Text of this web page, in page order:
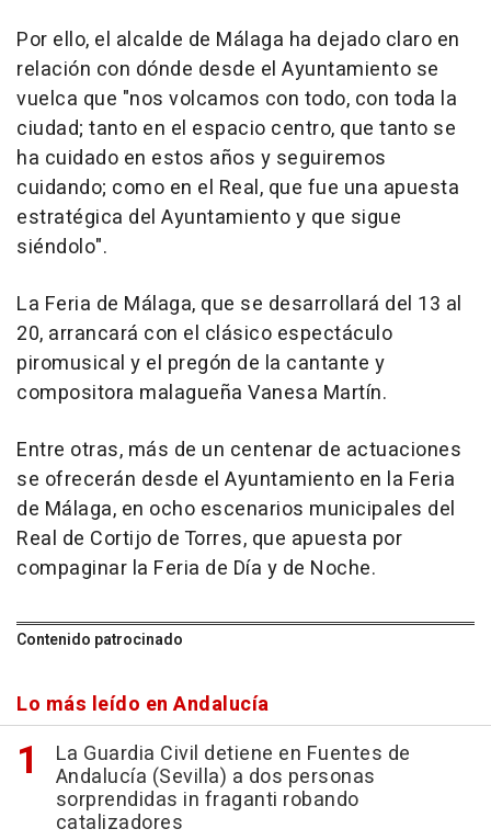
Por ello, el alcalde de Málaga ha dejado claro en
relación con dónde desde el Ayuntamiento se
vuelca que "nos volcamos con todo, con toda la
ciudad; tanto en el espacio centro, que tanto se
ha cuidado en estos años y seguiremos
cuidando; como en el Real, que fue una apuesta
estratégica del Ayuntamiento y que sigue
siéndolo".
La Feria de Málaga, que se desarrollará del 13 al
20, arrancará con el clásico espectáculo
piromusical y el pregón de la cantante y
compositora malagueña Vanesa Martín.
Entre otras, más de un centenar de actuaciones
se ofrecerán desde el Ayuntamiento en la Feria
de Málaga, en ocho escenarios municipales del
Real de Cortijo de Torres, que apuesta por
compaginar la Feria de Día y de Noche.
Contenido patrocinado
Lo más leído en Andalucía
La Guardia Civil detiene en Fuentes de
Andalucía (Sevilla) a dos personas
sorprendidas in fraganti robando
catalizadores